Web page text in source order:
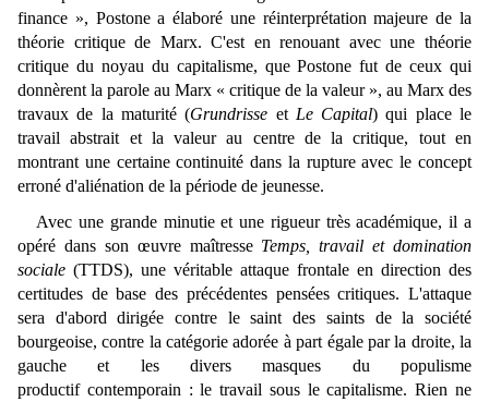
finance », Postone a élaboré une réinterprétation majeure de la
théorie critique de Marx. C'est en renouant avec une théorie
critique du noyau du capitalisme, que Postone fut de ceux qui
donnèrent la parole au Marx « critique de la valeur », au Marx des
travaux de la maturité (Grundrisse et Le Capital) qui place le
travail abstrait et la valeur au centre de la critique, tout en
montrant une certaine continuité dans la rupture avec le concept
erroné d'aliénation de la période de jeunesse.
Avec une grande minutie et une rigueur très académique, il a
opéré dans son œuvre maîtresse Temps, travail et domination
sociale (TTDS), une véritable attaque frontale en direction des
certitudes de base des précédentes pensées critiques. L'attaque
sera d'abord dirigée contre le saint des saints de la société
bourgeoise, contre la catégorie adorée à part égale par la droite, la
gauche et les divers masques du populisme
productif contemporain : le travail sous le capitalisme. Rien ne